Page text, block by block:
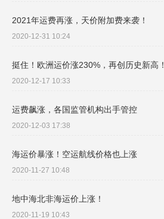
2021年运费再涨，天价附加费来袭！
2020-12-31 10:24
挺住！欧洲运价涨230%，再创历史新高！
2020-12-17 10:33
运费飙涨，各国监管机构出手管控
2020-12-03 17:38
海运价暴涨！空运航线价格也上涨
2020-11-27 10:48
地中海北非海运价上涨！
2020-11-19 10:43